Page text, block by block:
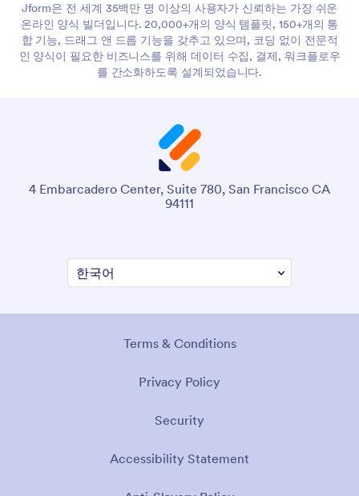
Jform은 전 세계 35백만 명 이상의 사용자가 신뢰하는 가장 쉬운
온라인 양식 빌더입니다. 20,000+개의 양식 템플릿, 150+개의 통
합 기능, 드래그 앤 드롭 기능을 갖추고 있으며, 코딩 없이 전문적
인 양식이 필요한 비즈니스를 위해 데이터 수집, 결제, 워크플로우
를 간소화하도록 설계되었습니다.
4 Embarcadero Center, Suite 780, San Francisco CA
94111
Terms & Conditions
Privacy Policy
Security
Accessibility Statement